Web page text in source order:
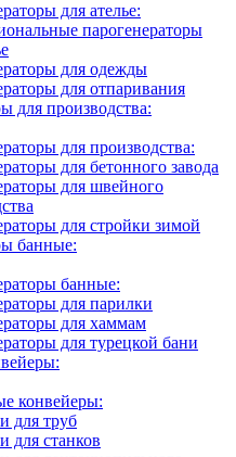
для ателье:
парогенераторы
для одежды
для отпаривания
для производства:
для производства:
для бетонного завода
для швейного
для стройки зимой
банные:
банные:
для парилки
для хаммам
для турецкой бани
конвейеры:
для труб
для станков